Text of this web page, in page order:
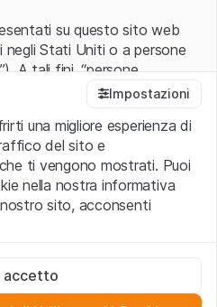
su questo sito web
Stati Uniti o a persone
A tali fini, “persone
significato ad esse ascritto
residenti negli Stati Uniti
e le altre forme societarie
legali
seguito, il “Sito”) si dichiara
di utilizzo ivi rese
Impostazioni
una migliore esperienza di
del sito e
ti vengono mostrati. Puoi
nella nostra informativa
sito, acconsenti
il funzionamento del sito
accetto